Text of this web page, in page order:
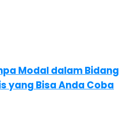
Modal dalam Bidang
yang Bisa Anda Coba